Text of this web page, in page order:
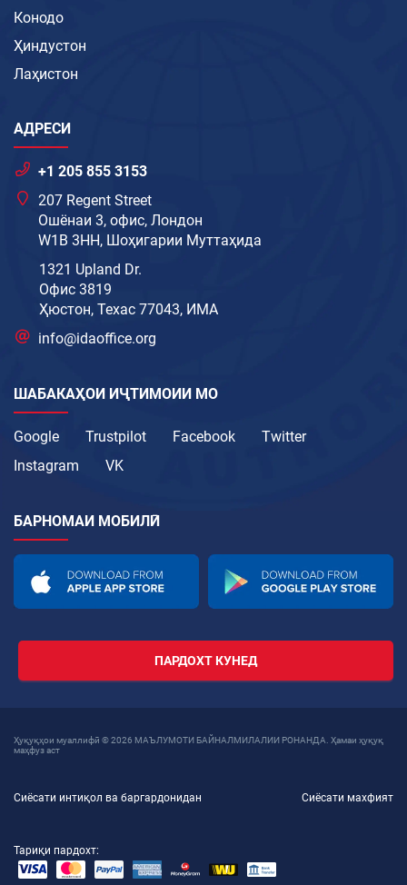
Конодо
Ҳиндустон
Лаҳистон
АДРЕСИ
+1 205 855 3153
207 Regent Street
Ошёнаи 3, офис, Лондон
W1B 3HH, Шоҳигарии Муттаҳида
1321 Upland Dr.
Офис 3819
Ҳюстон, Техас 77043, ИМА
info@idaoffice.org
ШАБАКАҲОИ ИҶТИМОИИ МО
Google Trustpilot Facebook
Twitter
Instagram
VK
БАРНОМАИ МОБИЛӢ
ПАРДОХТ КУНЕД
Ҳуқуқҳои муаллифӣ © 2026 МАЪЛУМОТИ БАЙНАЛМИЛАЛИИ РОНАНДА. Ҳамаи ҳуқуқ
маҳфуз аст
Сиёсати интиқол ва баргардонидан Сиёсати махфият
Тариқи пардохт: